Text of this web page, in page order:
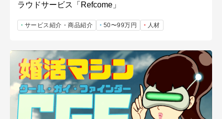
ラウドサービス「Refcome」
サービス紹介・商品紹介 50〜99万円 人材